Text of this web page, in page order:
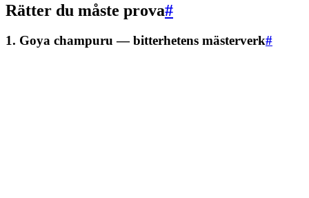
Rätter du måste prova#
1. Goya champuru — bitterhetens mästerverk#